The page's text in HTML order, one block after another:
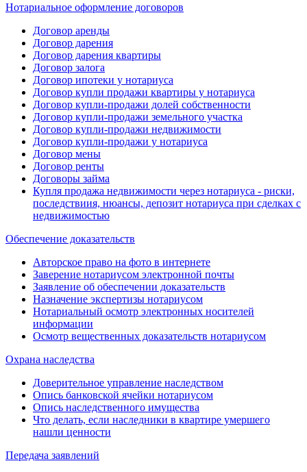
Нотариальное оформление договоров
Договор аренды
Договор дарения
Договор дарения квартиры
Договор залога
Договор ипотеки у нотариуса
Договор купли продажи квартиры у нотариуса
Договор купли-продажи долей собственности
Договор купли-продажи земельного участка
Договор купли-продажи недвижимости
Договор купли-продажи у нотариуса
Договор мены
Договор ренты
Договоры займа
Купля продажа недвижимости через нотариуса - риски,
последствиия, нюансы, депозит нотариуса при сделках с
недвижимостью
Обеспечение доказательств
Авторское право на фото в интернете
Заверение нотариусом электронной почты
Заявление об обеспечении доказательств
Назначение экспертизы нотариусом
Нотариальный осмотр электронных носителей
информации
Осмотр вещественных доказательств нотариусом
Охрана наследства
Доверительное управление наследством
Опись банковской ячейки нотариусом
Опись наследственного имущества
Что делать, если наследники в квартире умершего
нашли ценности
Передача заявлений